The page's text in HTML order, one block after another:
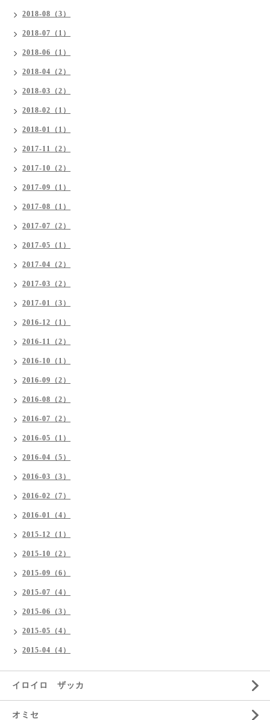
2018-08（3）
2018-07（1）
2018-06（1）
2018-04（2）
2018-03（2）
2018-02（1）
2018-01（1）
2017-11（2）
2017-10（2）
2017-09（1）
2017-08（1）
2017-07（2）
2017-05（1）
2017-04（2）
2017-03（2）
2017-01（3）
2016-12（1）
2016-11（2）
2016-10（1）
2016-09（2）
2016-08（2）
2016-07（2）
2016-05（1）
2016-04（5）
2016-03（3）
2016-02（7）
2016-01（4）
2015-12（1）
2015-10（2）
2015-09（6）
2015-07（4）
2015-06（3）
2015-05（4）
2015-04（4）
イロイロ ザッカ
オミセ